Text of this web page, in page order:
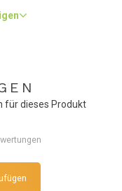
für dieses Produkt